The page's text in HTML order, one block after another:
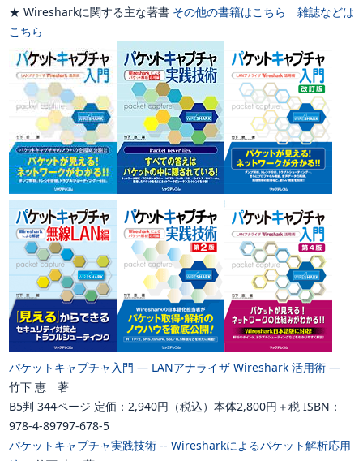
★ Wiresharkに関する主な著書 その他の書籍はこちら
雑誌などは
こちら
パケットキャプチャ入門 ― LANアナライザ Wireshark 活用術 ―
竹下 恵 著
B5判 344ページ 定価：2,940円（税込）本体2,800円＋税 ISBN：
978-4-89797-678-5
パケットキャプチャ実践技術 -- Wiresharkによるパケット解析応用